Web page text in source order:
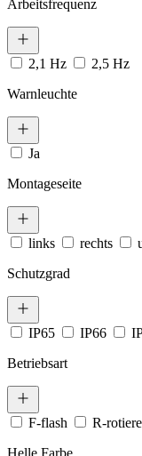
Arbeitsfrequenz
2,1 Hz
2,5 Hz
Warnleuchte
Ja
Montageseite
links rechts
Schutzgrad
IP65 IP66
Betriebsart
F-flash R-